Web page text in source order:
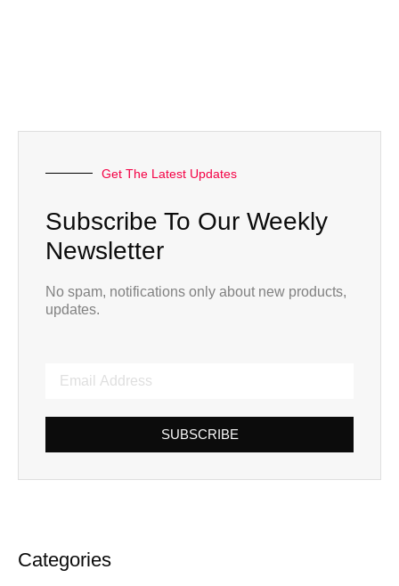
Get The Latest Updates
Subscribe To Our Weekly
Newsletter
No spam, notifications only about new products,
updates.
SUBSCRIBE
Categories